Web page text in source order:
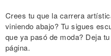
Crees tu que la carrera
viniendo abajo? Tu sigues
que ya pasó de moda? Deja
página.